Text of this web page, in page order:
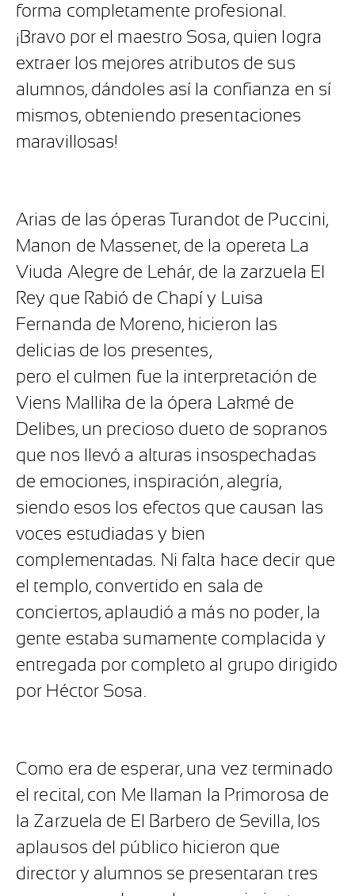
forma completamente profesional.
¡Bravo por el maestro Sosa, quien logra
extraer los mejores atributos de sus
alumnos, dándoles así la confianza en sí
mismos, obteniendo presentaciones
maravillosas!
Arias de las óperas Turandot de Puccini,
Manon de Massenet, de la opereta La
Viuda Alegre de Lehár, de la zarzuela El
Rey que Rabió de Chapí y Luisa
Fernanda de Moreno, hicieron las
delicias de los presentes,
pero el culmen fue la interpretación de
Viens Mallika de la ópera Lakmé de
Delibes, un precioso dueto de sopranos
que nos llevó a alturas insospechadas
de emociones, inspiración, alegría,
siendo esos los efectos que causan las
voces estudiadas y bien
complementadas. Ni falta hace decir que
el templo, convertido en sala de
conciertos, aplaudió a más no poder, la
gente estaba sumamente complacida y
entregada por completo al grupo dirigido
por Héctor Sosa.
Como era de esperar, una vez terminado
el recital, con Me llaman la Primorosa de
la Zarzuela de El Barbero de Sevilla, los
aplausos del público hicieron que
director y alumnos se presentaran tres